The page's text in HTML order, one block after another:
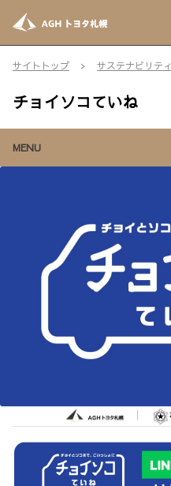
サイトトップ サステナビリティ
チョイソコていね
MENU